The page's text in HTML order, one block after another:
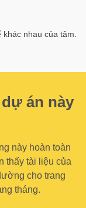
nhau của tâm.
án này
này hoàn toàn
thấy tài liệu của
cho trang
tháng.